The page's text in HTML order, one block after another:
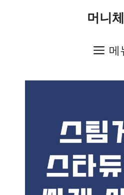
머니
메